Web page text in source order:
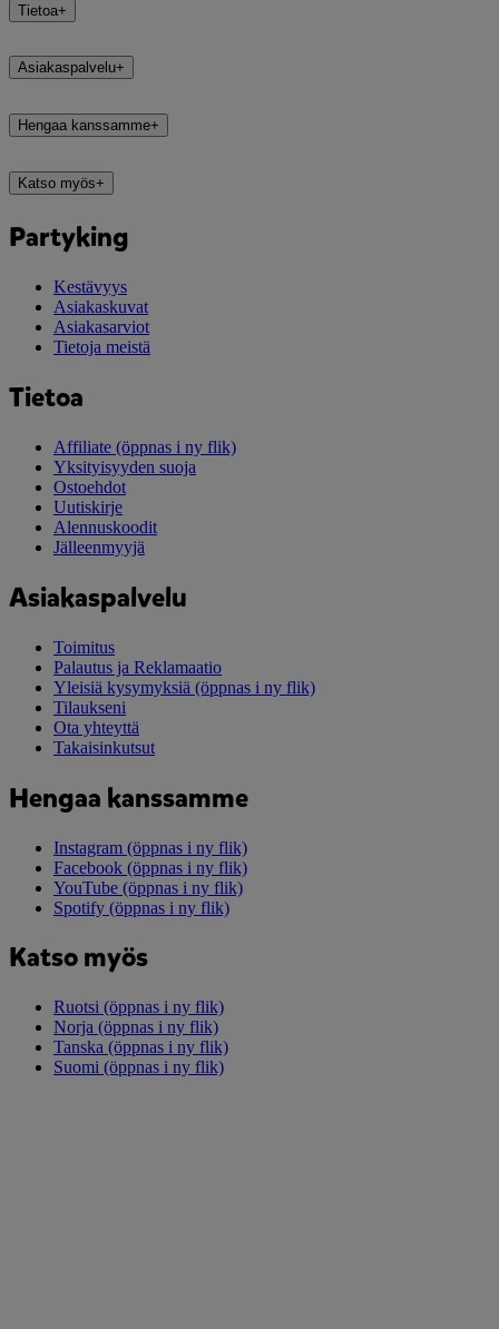
Tietoa+
Asiakaspalvelu+
Hengaa kanssamme+
Katso myös+
Partyking
Kestävyys
Asiakaskuvat
Asiakasarviot
Tietoja meistä
Tietoa
Affiliate (öppnas i ny flik)
Yksityisyyden suoja
Ostoehdot
Uutiskirje
Alennuskoodit
Jälleenmyyjä
Asiakaspalvelu
Toimitus
Palautus ja Reklamaatio
Yleisiä kysymyksiä (öppnas i ny flik)
Tilaukseni
Ota yhteyttä
Takaisinkutsut
Hengaa kanssamme
Instagram (öppnas i ny flik)
Facebook (öppnas i ny flik)
YouTube (öppnas i ny flik)
Spotify (öppnas i ny flik)
Katso myös
Ruotsi (öppnas i ny flik)
Norja (öppnas i ny flik)
Tanska (öppnas i ny flik)
Suomi (öppnas i ny flik)